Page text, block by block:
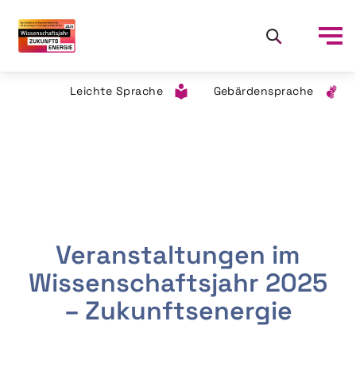
Leichte Sprache Gebärdensprache
Veranstaltungen im
Wissenschaftsjahr 2025
– Zukunftsenergie